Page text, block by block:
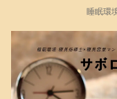
睡眠環